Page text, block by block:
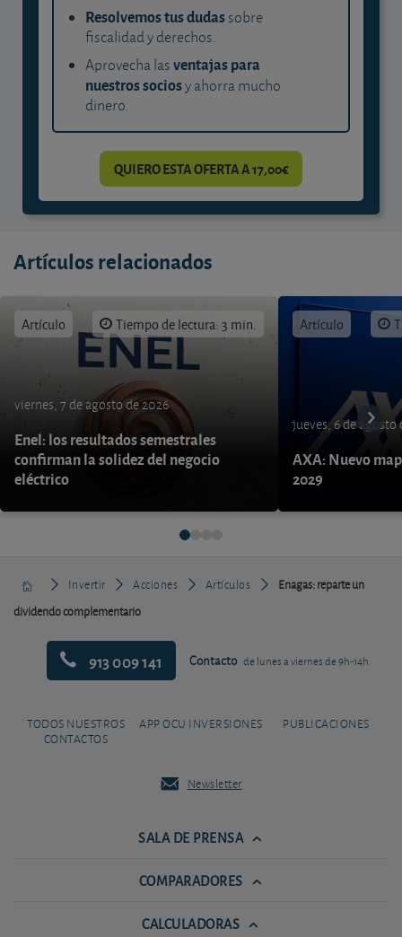
Resolvemos tus dudassobre
fiscalidad y derechos.
Aprovecha lasventajas para
nuestros sociosy ahorra mucho
dinero.
QUIERO ESTA OFERTA A 17,00€
Artículos relacionados
Artículo Tiempo de lectura: 3 min.
viernes, 7 de agosto de 2026
Enel: los resultados semestrales
confirman la solidez del negocio
eléctrico
Artículo
jueves, 6 de agosto
AXA: Nuevo
2029
Invertir Acciones Artículos
Enagas: reparte un
dividendo complementario
913 009 141 Contacto de lunes a viernes de 9h-14h
TODOS NUESTROS
CONTACTOS
APP OCU INVERSIONES PUBLICACIONES
Newsletter
SALA DE PRENSA
COMPARADORES
CALCULADORAS